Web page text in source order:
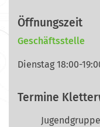
Öffnungszeit
Geschäftsstelle
Dienstag 18:00-
Termine